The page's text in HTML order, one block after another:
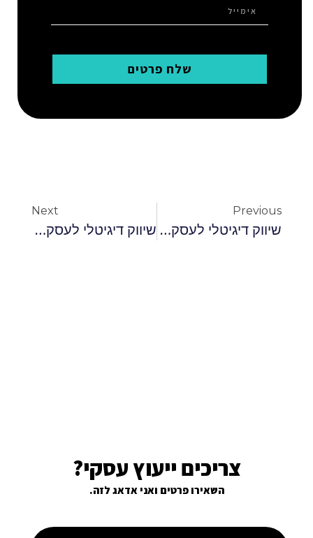
שלח פרטים
Previous
שיווק דיגיטלי לעסקים קטנים
Next
שיווק דיגיטלי לעסקים קטנים
צריכים ייעוץ עסקי?
השאירו פרטים ואני אדאג לזה.